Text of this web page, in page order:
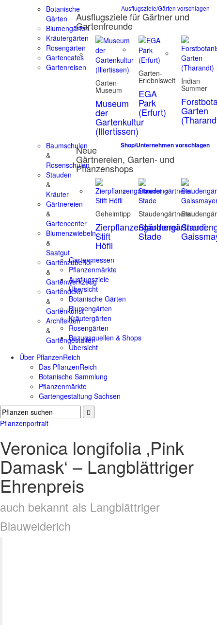
Botanische
Gärten
Blumengärten
Kräutergärten
Rosengärten
Gartencafes
Gartenreisen
Ausflugsziele/Gärten vorschlagen
Ausflugsziele für Gärtner und
Gartenfreunde
Garten-
Museum
Museum
der
Gartenkultur
(Illertissen)
Garten-
Erlebniswelt
EGA
Park
(Erfurt)
Indian-
Summer
Garten
Baumschulen
&
Rosenschulen
Stauden
&
Kräuter
Gärtnereien
&
Gartencenter
Blumenzwiebeln
&
Saatgut
Gartenzubehör
&
Gartenwerkzeug
Gartendeko
&
Gartenkunst
Architekten
&
Gartengestalter
Shop/Unternehmen vorschlagen
Neue
Gärtnereien, Garten- und
Pflanzenshops
Geheimtipp
Zierpflanzengärtnerei
Stift
Höfli
Staudengärtnerei
Staudengärtnerei
Stade
Gartenmessen
Pflanzenmärkte
Ausflugsziele
Übersicht
Botanische Gärten
Blumengärten
Kräutergärten
Rosengärten
Bezugsquellen & Shops
Übersicht
Über PflanzenReich
Das PflanzenReich
Botanische Sammlung
Pflanzenmärkte
Gartengestaltung Sachsen
Pflanzenportrait
Veronica longifolia ‚Pink
Damask‘ – Langblättriger
Ehrenpreis
auch bekannt als Langblättriger
Blauweiderich